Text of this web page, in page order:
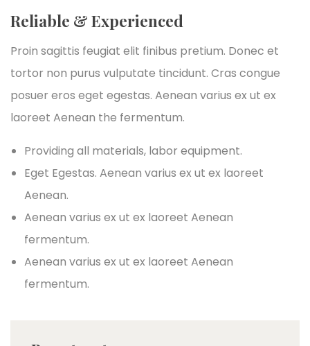
Reliable & Experienced
Proin sagittis feugiat elit finibus pretium. Donec et
tortor non purus vulputate tincidunt. Cras congue
posuer eros eget egestas. Aenean varius ex ut ex
laoreet Aenean the fermentum.
Providing all materials, labor equipment.
Eget Egestas. Aenean varius ex ut ex laoreet
Aenean.
Aenean varius ex ut ex laoreet Aenean
fermentum.
Aenean varius ex ut ex laoreet Aenean
fermentum.